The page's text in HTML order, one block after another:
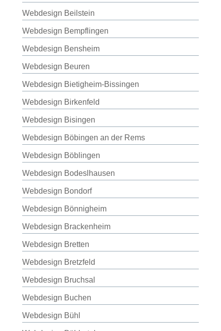
Webdesign Beilstein
Webdesign Bempflingen
Webdesign Bensheim
Webdesign Beuren
Webdesign Bietigheim-Bissingen
Webdesign Birkenfeld
Webdesign Bisingen
Webdesign Böbingen an der Rems
Webdesign Böblingen
Webdesign Bodeslhausen
Webdesign Bondorf
Webdesign Bönnigheim
Webdesign Brackenheim
Webdesign Bretten
Webdesign Bretzfeld
Webdesign Bruchsal
Webdesign Buchen
Webdesign Bühl